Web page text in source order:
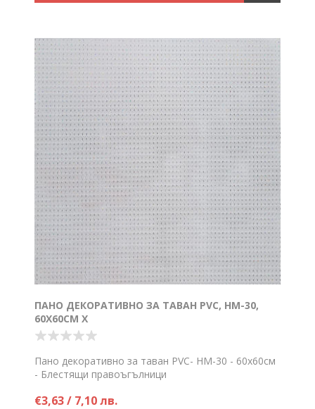
ПАНО ДЕКОРАТИВНО ЗА ТАВАН PVC, HM-30,
60X60СМ Х
Пано декоративно за таван PVC- HM-30 - 60x60см
- Блестящи правоъгълници
€3,63 / 7,10 лв.